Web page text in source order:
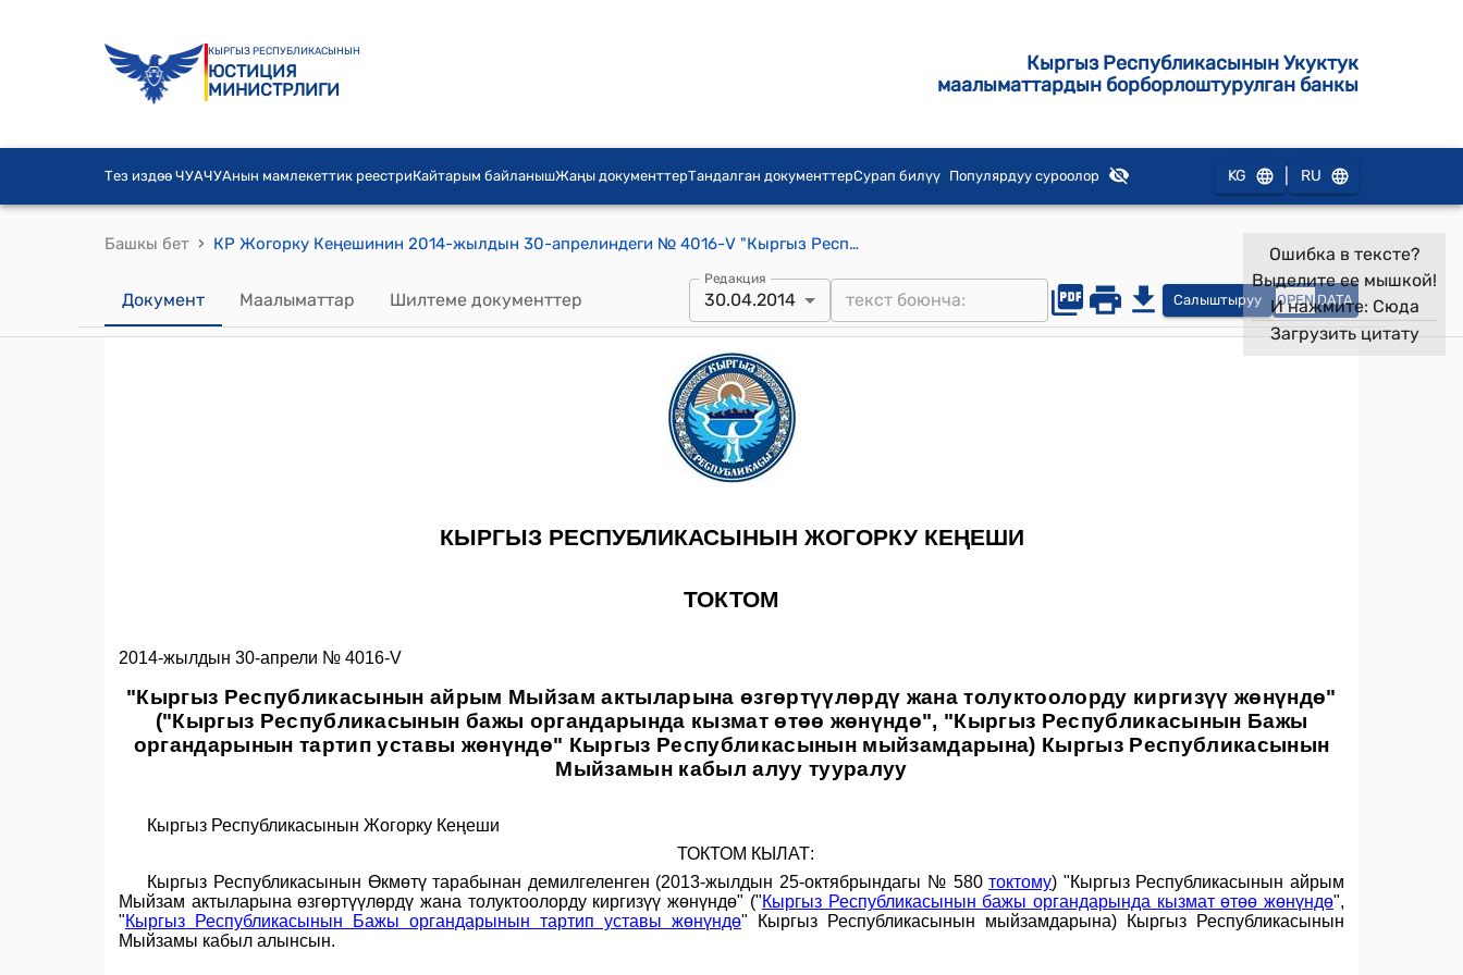
КЫРГЫЗ РЕСПУБЛИКАСЫНЫН
ЮСТИЦИЯ
МИНИСТРЛИГИ
Кыргыз Республикасынын Укуктук
маалыматтардын борборлоштурулган банкы
Тез издөө ЧУАЧУАнын мамлекеттик реестриКайтарым байланышЖаңы документтерТандалган документтерСурап билүү Популярдуу суроолор KG RU
Башкы бет › КР Жогорку Кеңешинин 2014-жылдын 30-апрелиндеги № 4016-V "Кыргыз Республикасынын айрым Мыйзам актыларына өзгөртүүлөрдү жана толуктоолорду киргизүү жөнүндө" ("Кыргыз Республикасынын бажы органдарында кызмат өтөө жөнүндө", "Кыргыз Республикасынын Бажы органдарынын тартип уставы жөнүндө" Кыргыз Республикасынын мыйзамдарына) Кыргыз Республикасынын Мыйзамын кабыл алуу тууралуу" токтому
Документ Маалыматтар Шилтеме документтер
Редакция
30.04.2014 Салыштыруу OPEN DATA
Ошибка в тексте?
Выделите ее мышкой!
И нажмите: Сюда
Загрузить цитату